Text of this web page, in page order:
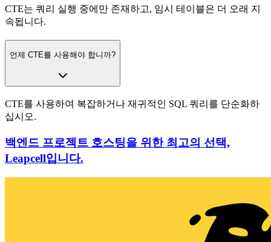
CTE는 쿼리 실행 중에만 존재하고, 임시 테이블은 더 오래 지
속됩니다.
언제 CTE를 사용해야 합니까?
CTE를 사용하여 복잡하거나 재귀적인 SQL 쿼리를 단순화하
십시오.
백엔드 프로젝트 호스팅을 위한 최고의 선택,
Leapcell입니다.